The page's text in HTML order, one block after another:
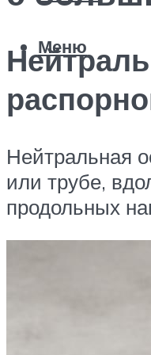
Меню
Нейтральная
или трубе,
продольных